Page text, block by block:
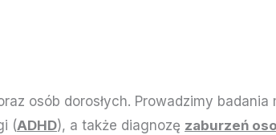
osób dorosłych. Prowadzimy
(ADHD), a także diagnozę zaburzeń